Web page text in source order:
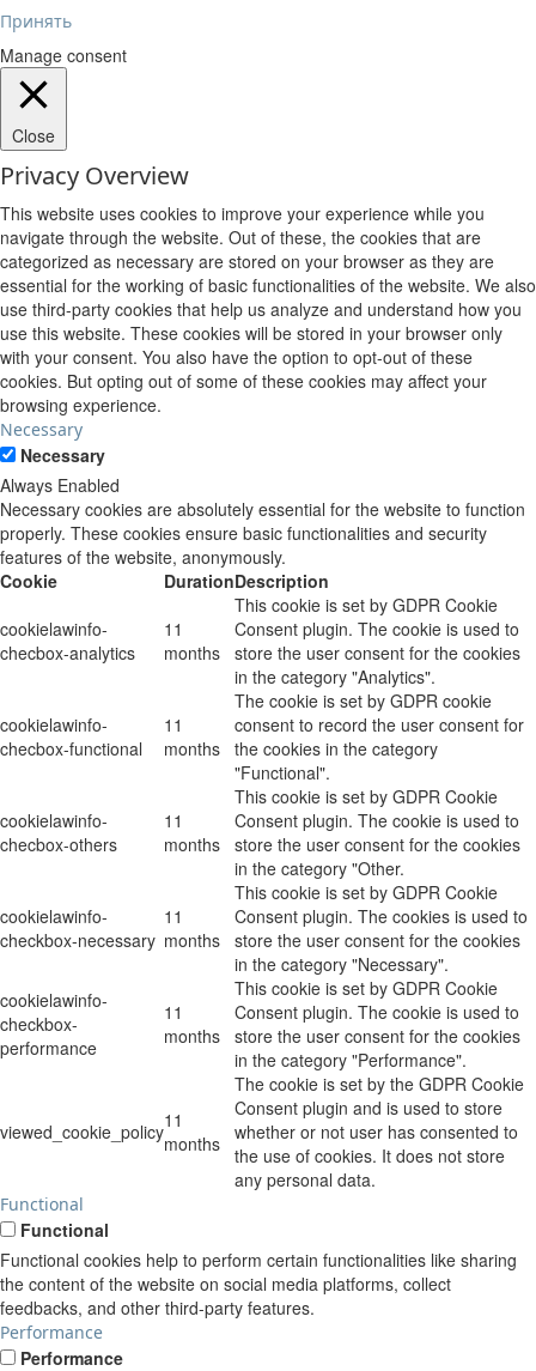
Принять
Manage consent
Close
Privacy Overview
This website uses cookies to improve your experience while you
navigate through the website. Out of these, the cookies that are
categorized as necessary are stored on your browser as they are
essential for the working of basic functionalities of the website. We also
use third-party cookies that help us analyze and understand how you
use this website. These cookies will be stored in your browser only
with your consent. You also have the option to opt-out of these
cookies. But opting out of some of these cookies may affect your
browsing experience.
Necessary
Necessary
Always Enabled
Necessary cookies are absolutely essential for the website to function
properly. These cookies ensure basic functionalities and security
features of the website, anonymously.
Cookie
DurationDescription
cookielawinfo-
checbox-analytics
11
months
This cookie is set by GDPR Cookie
Consent plugin. The cookie is used to
store the user consent for the cookies
in the category "Analytics".
cookielawinfo-
checbox-functional
11
months
The cookie is set by GDPR cookie
consent to record the user consent for
the cookies in the category
"Functional".
cookielawinfo-
checbox-others
11
months
This cookie is set by GDPR Cookie
Consent plugin. The cookie is used to
store the user consent for the cookies
in the category "Other.
cookielawinfo-
checkbox-necessary
11
months
This cookie is set by GDPR Cookie
Consent plugin. The cookies is used to
store the user consent for the cookies
in the category "Necessary".
cookielawinfo-
checkbox-
performance
11
months
This cookie is set by GDPR Cookie
Consent plugin. The cookie is used to
store the user consent for the cookies
in the category "Performance".
viewed_cookie_policy11
months
The cookie is set by the GDPR Cookie
Consent plugin and is used to store
whether or not user has consented to
the use of cookies. It does not store
any personal data.
Functional
Functional
Functional cookies help to perform certain functionalities like sharing
the content of the website on social media platforms, collect
feedbacks, and other third-party features.
Performance
Performance